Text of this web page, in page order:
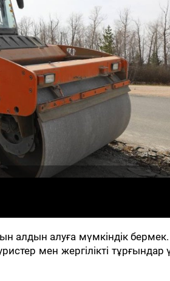
алдын алуға мүмкіндік бермек.
мен жергілікті тұрғындар